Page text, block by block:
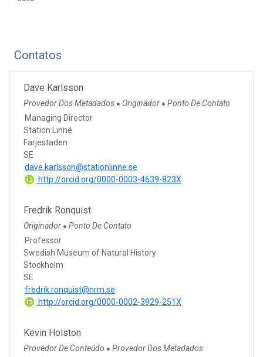
Contatos
Dave Karlsson
Provedor Dos Metadados ● Originador ● Ponto De Contato
Managing Director
Station Linné
Farjestaden
SE
dave.karlsson@stationlinne.se
http://orcid.org/0000-0003-4639-823X
Fredrik Ronquist
Originador ● Ponto De Contato
Professor
Swedish Museum of Natural History
Stockholm
SE
fredrik.ronquist@nrm.se
http://orcid.org/0000-0002-3929-251X
Kevin Holston
Provedor De Conteúdo ● Provedor Dos Metadados